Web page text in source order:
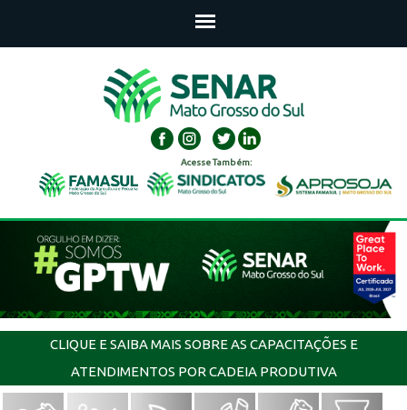
Acesse Também:
CLIQUE E SAIBA MAIS SOBRE AS CAPACITAÇÕES E
ATENDIMENTOS POR CADEIA PRODUTIVA